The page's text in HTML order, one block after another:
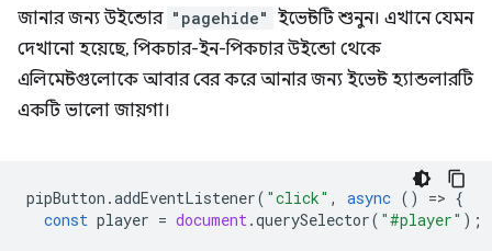
জানার জন্য উইন্ডোর "pagehide" ইভেন্টটি শুনুন। এখানে যেমন
দেখানো হয়েছে, পিকচার-ইন-পিকচার উইন্ডো থেকে
এলিমেন্টগুলোকে আবার বের করে আনার জন্য ইভেন্ট হ্যান্ডলারটি
একটি ভালো জায়গা।
pipButton .addEventListener( "click" , async () => {
const player = document .querySelector( "#player" );